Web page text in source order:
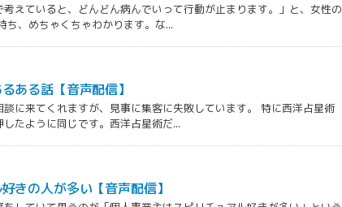
考えていると、どんどん病んでいって行動が止まります。」と、女性の
ち、めちゃくちゃわかります。な...
ある話【音声配信】
に来てくれますが、見事に集客に失敗しています。 特に西洋占星術
たように同じです。西洋占星術だ...
きの人が多い【音声配信】